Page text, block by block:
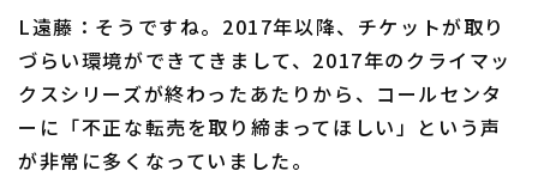
L遠藤：そうですね。2017年以降、チケットが取り
づらい環境ができてきまして、2017年のクライマッ
クスシリーズが終わったあたりから、コールセンタ
ーに「不正な転売を取り締まってほしい」という声
が非常に多くなっていました。